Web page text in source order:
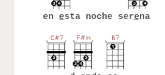
en esta noche serena